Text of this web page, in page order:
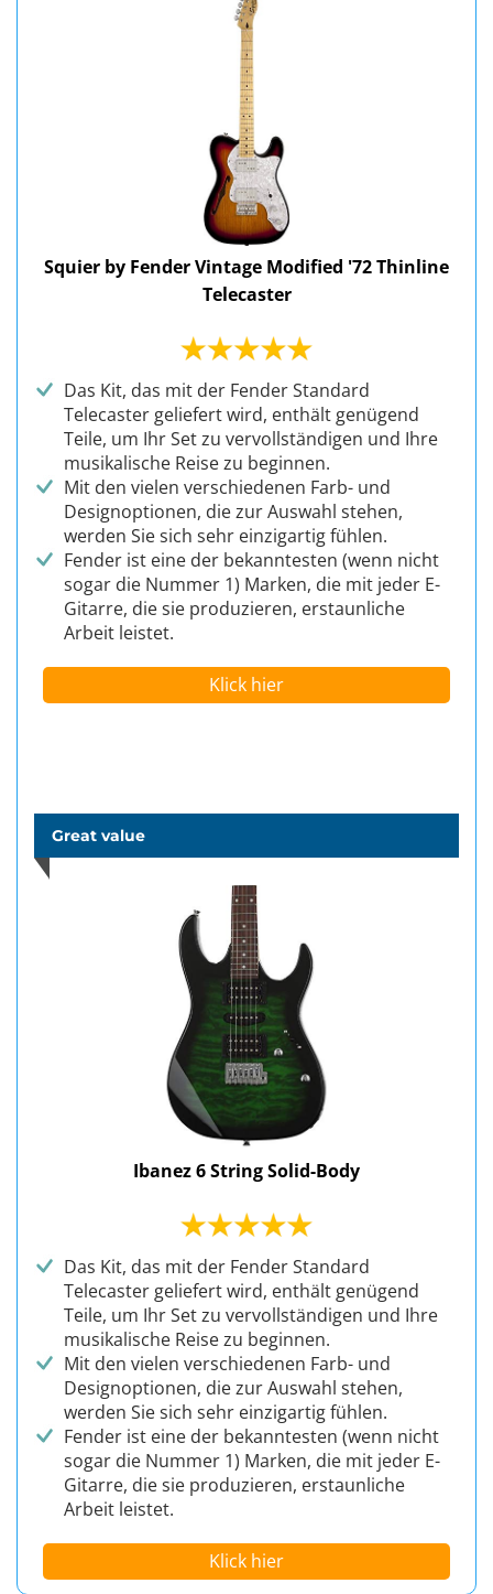
Squier by Fender Vintage Modified '72 Thinline
Telecaster
Das Kit, das mit der Fender Standard
Telecaster geliefert wird, enthält genügend
Teile, um Ihr Set zu vervollständigen und Ihre
musikalische Reise zu beginnen.
Mit den vielen verschiedenen Farb- und
Designoptionen, die zur Auswahl stehen,
werden Sie sich sehr einzigartig fühlen.
Fender ist eine der bekanntesten (wenn nicht
sogar die Nummer 1) Marken, die mit jeder E-
Gitarre, die sie produzieren, erstaunliche
Arbeit leistet.
Klick hier
Great value
Ibanez 6 String Solid-Body
Das Kit, das mit der Fender Standard
Telecaster geliefert wird, enthält genügend
Teile, um Ihr Set zu vervollständigen und Ihre
musikalische Reise zu beginnen.
Mit den vielen verschiedenen Farb- und
Designoptionen, die zur Auswahl stehen,
werden Sie sich sehr einzigartig fühlen.
Fender ist eine der bekanntesten (wenn nicht
sogar die Nummer 1) Marken, die mit jeder E-
Gitarre, die sie produzieren, erstaunliche
Arbeit leistet.
Klick hier